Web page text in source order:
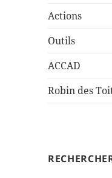
Actions
Outils
ACCAD
Robin des